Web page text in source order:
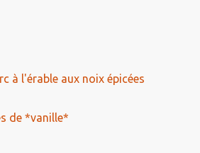
à l'érable aux noix épicées
de *vanille*